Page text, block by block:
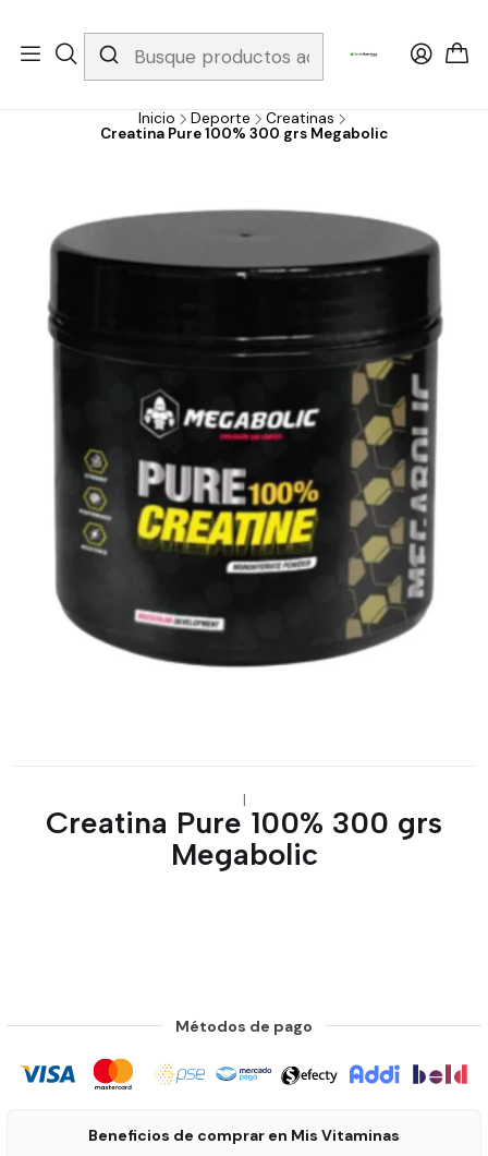
Whatsapp 3229079958/ Fijo 6019251796 / Envios a todo el país y
gratis apartir de 199.000!
Inicio Deporte
Creatinas
Creatina Pure 100% 300 grs Megabolic
|
Creatina Pure 100% 300 grs
Megabolic
Métodos de pago
Beneficios de comprar en Mis Vitaminas